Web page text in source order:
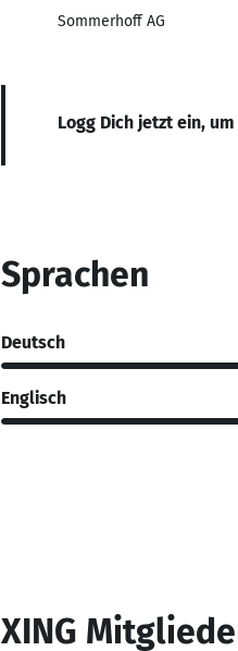
Sommerhoff AG
Logg Dich jetzt ein,
Sprachen
Deutsch
Englisch
XING